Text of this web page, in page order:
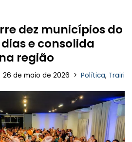
dez municípios do
e consolida
região
26 de maio de 2026 Política, Trairi